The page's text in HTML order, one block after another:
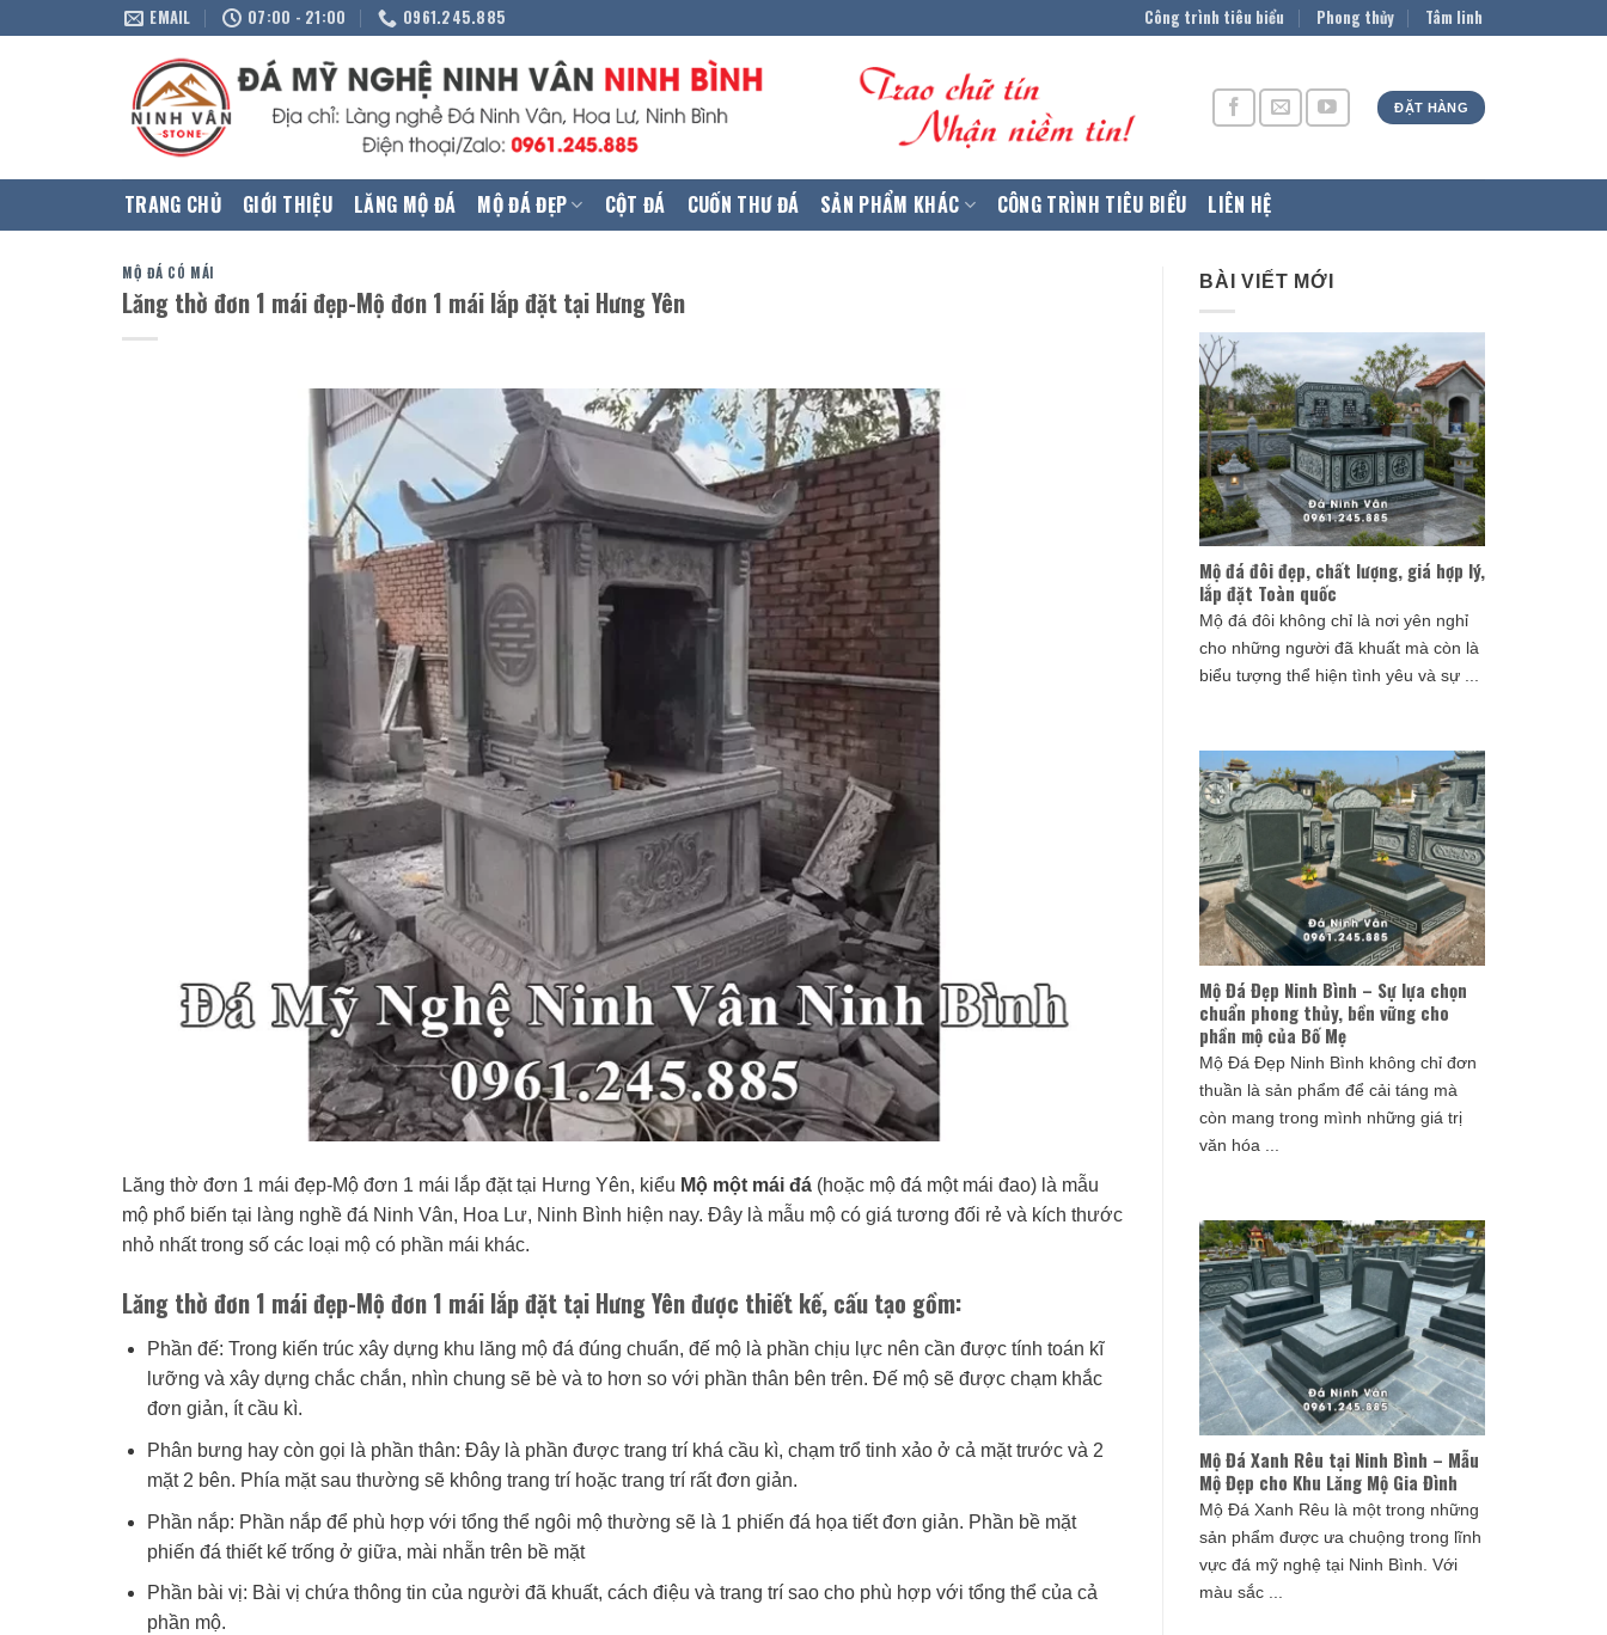
EMAIL 07:00 - 21:00 0961.245.885 Công trình tiêu biểu Phong thủy Tâm linh
ĐẶT HÀNG
TRANG CHỦ GIỚI THIỆU LĂNG MỘ ĐÁ MỘ ĐÁ ĐẸP CỘT ĐÁ CUỐN THƯ ĐÁ SẢN PHẨM KHÁC CÔNG TRÌNH TIÊU BIỂU LIÊN HỆ
MỘ ĐÁ CÓ MÁI
Lăng thờ đơn 1 mái đẹp-Mộ đơn 1 mái lắp đặt tại Hưng Yên
Lăng thờ đơn 1 mái đẹp-Mộ đơn 1 mái lắp đặt tại Hưng Yên, kiểu Mộ một mái đá (hoặc mộ đá một mái đao) là mẫu
mộ phổ biến tại làng nghề đá Ninh Vân, Hoa Lư, Ninh Bình hiện nay. Đây là mẫu mộ có giá tương đối rẻ và kích thước
nhỏ nhất trong số các loại mộ có phần mái khác.
Lăng thờ đơn 1 mái đẹp-Mộ đơn 1 mái lắp đặt tại Hưng Yên được thiết kế, cấu tạo gồm:
Phần đế: Trong kiến trúc xây dựng khu lăng mộ đá đúng chuẩn, đế mộ là phần chịu lực nên cần được tính toán kĩ
lưỡng và xây dựng chắc chắn, nhìn chung sẽ bè và to hơn so với phần thân bên trên. Đế mộ sẽ được chạm khắc
đơn giản, ít cầu kì.
Phân bưng hay còn gọi là phần thân: Đây là phần được trang trí khá cầu kì, chạm trổ tinh xảo ở cả mặt trước và 2
mặt 2 bên. Phía mặt sau thường sẽ không trang trí hoặc trang trí rất đơn giản.
Phần nắp: Phần nắp để phù hợp với tổng thể ngôi mộ thường sẽ là 1 phiến đá họa tiết đơn giản. Phần bề mặt
phiến đá thiết kế trống ở giữa, mài nhẵn trên bề mặt
Phần bài vị: Bài vị chứa thông tin của người đã khuất, cách điệu và trang trí sao cho phù hợp với tổng thể của cả
phần mộ.
BÀI VIẾT MỚI
Mộ đá đôi đẹp, chất lượng, giá hợp lý,
lắp đặt Toàn quốc
Mộ đá đôi không chỉ là nơi yên nghỉ
cho những người đã khuất mà còn là
biểu tượng thể hiện tình yêu và sự ...
Mộ Đá Đẹp Ninh Bình – Sự lựa chọn
chuẩn phong thủy, bền vững cho
phần mộ của Bố Mẹ
Mộ Đá Đẹp Ninh Bình không chỉ đơn
thuần là sản phẩm để cải táng mà
còn mang trong mình những giá trị
văn hóa ...
Mộ Đá Xanh Rêu tại Ninh Bình – Mẫu
Mộ Đẹp cho Khu Lăng Mộ Gia Đình
Mộ Đá Xanh Rêu là một trong những
sản phẩm được ưa chuộng trong lĩnh
vực đá mỹ nghệ tại Ninh Bình. Với
màu sắc ...